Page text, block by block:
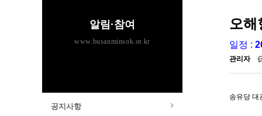
오해
일정 :
관리자
송유당 대
알림·참여
www.busanminsok.or.kr
공지사항